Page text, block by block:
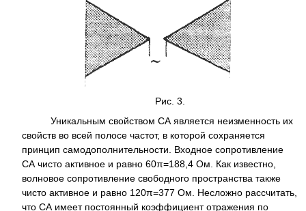
Рис. 3.
Уникальным свойством СА является неизменность их
свойств во всей полосе частот, в которой сохраняется
принцип самодополнительности. Входное сопротивление
СА чиcтo активное и равно 60π=188,4 Ом. Как известно,
волновое сопротивление свободного пространства также
чисто активное и равно 120π=377 Ом. Несложно рассчитать,
что СА имеет постоянный коэффициент отражения по